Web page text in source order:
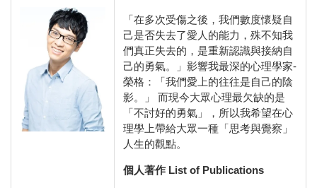
「在多次受傷之後，我們數度懷疑自
己是否失去了愛人的能力，殊不知我
們真正失去的，是重新認識與接納自
己的勇氣。」影響我最深的心理學家-
榮格：「我們愛上的往往是自己的陰
影。」 而現今大眾心理最欠缺的是
「不討好的勇氣」，所以我希望在心
理學上帶給大眾一種「思考與覺察」
人生的觀點。
個人著作 List of Publications